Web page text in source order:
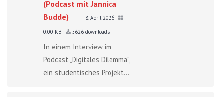
(Podcast mit Jannica
Budde)
8. April 2026
0.00 KB
5626 downloads
In einem Interview im
Podcast „Digitales Dilemma“,
ein studentisches Projekt...